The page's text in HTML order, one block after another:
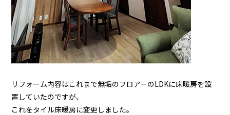
リフォーム内容はこれまで無垢のフロアーのLDKに床暖房を設
置していたのですが、
これをタイル床暖房に変更しました。